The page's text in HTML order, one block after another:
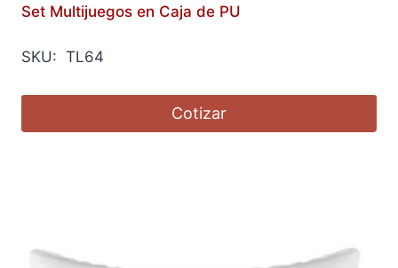
Set Multijuegos en Caja de PU
SKU: TL64
Cotizar